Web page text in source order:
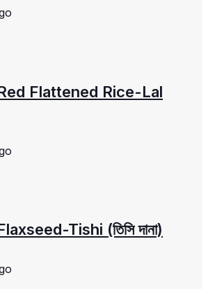
Flattened Rice-Lal
Tishi (তিসি দানা)